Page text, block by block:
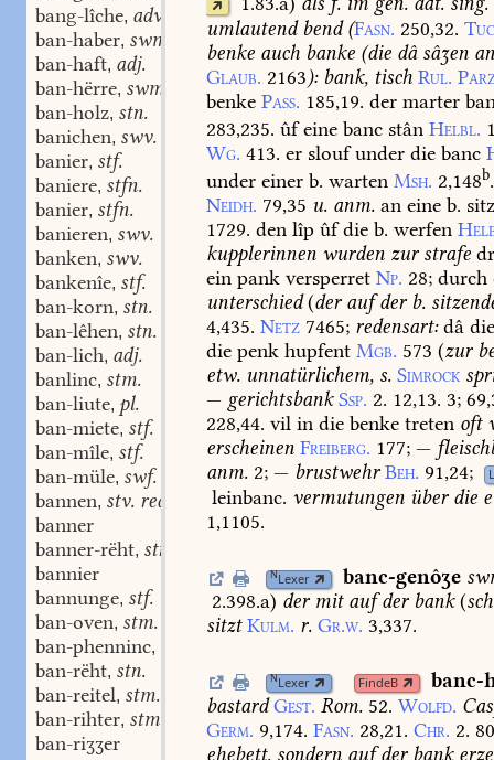
bang-lîche, adv.
ban-haber, swm.
ban-haft, adj.
ban-hërre, swm.
ban-holz, stn.
banichen, swv.
banier, stf.
baniere, stfn.
banier, stfn.
banieren, swv.
banken, swv.
bankenîe, stf.
ban-korn, stn.
ban-lêhen, stn.
ban-lich, adj.
banlinc, stm.
ban-liute, pl.
ban-miete, stf.
ban-mîle, stf.
ban-müle, swf.
bannen, stv. red. I, 1.
banner
banner-rëht, stn.
bannier
bannunge, stf.
ban-oven, stm.
ban-phenninc,
ban-rëht, stn.
ban-reitel, stm.
ban-rihter, stm.
ban-riʒʒer
umlautendbend(Fasn. 250,32.
benke auch banke (die dâsâʒen
Glaub. 2163): bank, tisch Rul.
benke Pass. 185,19. der marter
283,235. ûfeine banc stân Helbl.
Wg. 413. er sloufunder die banc
under einer b. warten Msh. 2,148b.
Neidh. 79,35 u. anm. an eine b.
1729. den lîp ûfdie b. werfen
kupplerinnen wurden zurstrafe
ein pank versperret Np. 28; durch
unterschied(deraufderb.
4,435. Netz 7465; redensart: dâ
die penk hupfent Mgb. 573 (zur
etw. unnatürlichem, s. Simrock
— gerichtsbank Ssp. 2. 12,13. 3;
228,44. vil in die benke treten oft
erscheinen Freiberg. 177; —
anm. 2; — brustwehr Beh. 91,24;
leinbanc. vermutungen überdie
1,1105.
NLexer banc-genôʒe
2.398.a) dermitaufderbank(
sitzt Kulm. r. Gr.w. 3,337.
NLexer FindeB
banc-
bastard Gest. Rom. 52. Wolfd.
Germ. 9,174. Fasn. 28,21. Chr. 2.
ehebett, sondern aufderbank